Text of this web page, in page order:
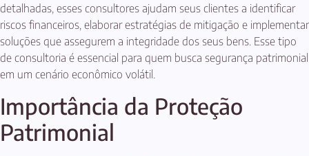
detalhadas, esses consultores ajudam seus clientes a identificar
riscos financeiros, elaborar estratégias de mitigação e implementar
soluções que assegurem a integridade dos seus bens. Esse tipo
de consultoria é essencial para quem busca segurança patrimonial
em um cenário econômico volátil.
Importância da Proteção
Patrimonial